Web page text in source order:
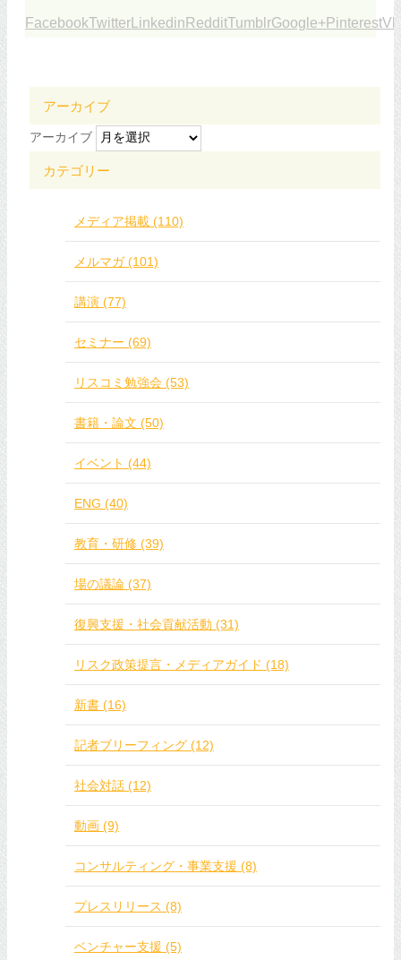
FacebookTwitter Linkedin RedditTumblrGoogle+PinterestVk
アーカイブ
アーカイブ
カテゴリー
メディア掲載 (110)
メルマガ (101)
講演 (77)
セミナー (69)
リスコミ勉強会 (53)
書籍・論文 (50)
イベント (44)
ENG (40)
教育・研修 (39)
場の議論 (37)
復興支援・社会貢献活動 (31)
リスク政策提言・メディアガイド (18)
新書 (16)
記者ブリーフィング (12)
社会対話 (12)
動画 (9)
コンサルティング・事業支援 (8)
プレスリリース (8)
ベンチャー支援 (5)